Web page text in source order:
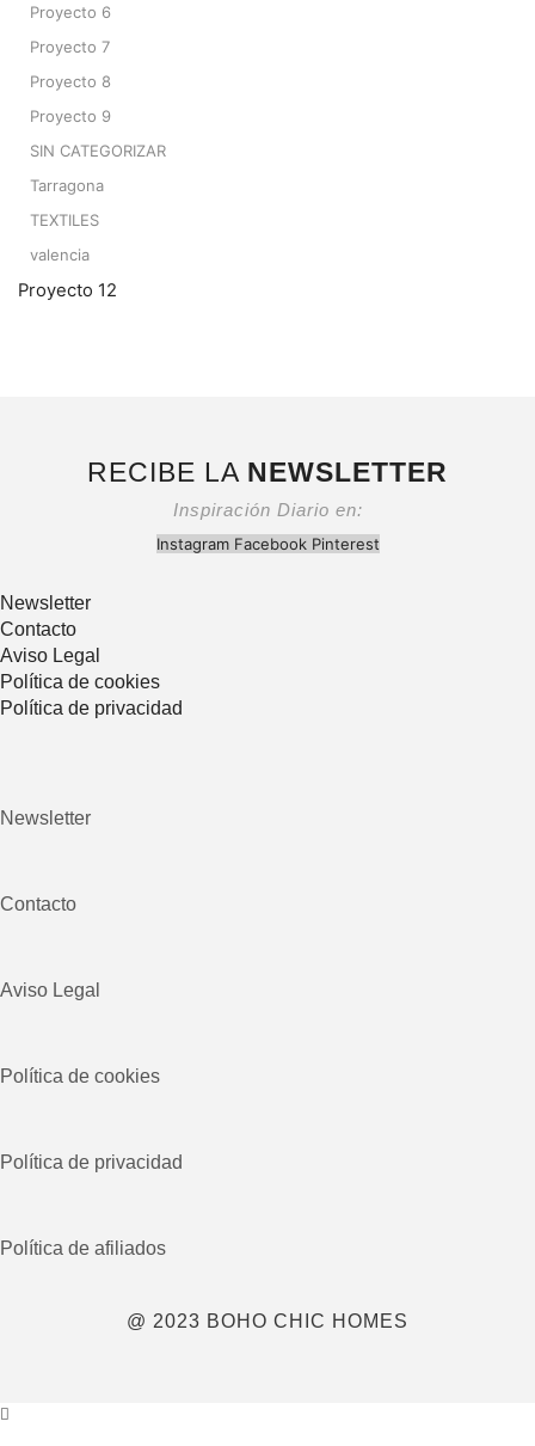
Proyecto 6
Proyecto 7
Proyecto 8
Proyecto 9
SIN CATEGORIZAR
Tarragona
TEXTILES
valencia
Proyecto 12
RECIBE LA NEWSLETTER
Inspiración Diario en:
Instagram Facebook Pinterest
Newsletter
Contacto
Aviso Legal
Política de cookies
Política de privacidad
Newsletter
Contacto
Aviso Legal
Política de cookies
Política de privacidad
Política de afiliados
@ 2023 BOHO CHIC HOMES